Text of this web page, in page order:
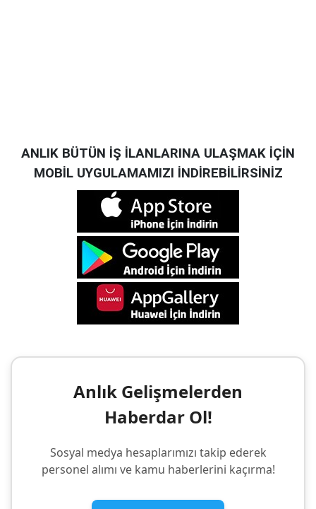
ANLIK BÜTÜN İŞ İLANLARINA ULAŞMAK İÇİN
MOBİL UYGULAMAMIZI İNDİREBİLİRSİNİZ
Anlık Gelişmelerden
Haberdar Ol!
Sosyal medya hesaplarımızı takip ederek
personel alımı ve kamu haberlerini kaçırma!